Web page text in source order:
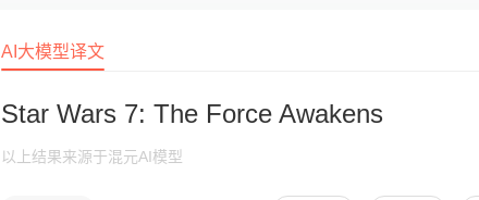
AI大模型译文
Star Wars 7: The Force Awakens
以上结果来源于混元AI模型